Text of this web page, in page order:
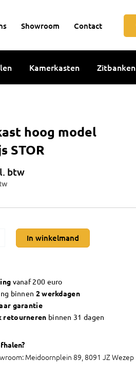
Showroom Contact
Kamerkasten Zitbanken
hoog model
STOR
btw
In winkelmand
vanaf 200 euro
binnen 2 werkdagen
garantie
retourneren binnen 31 dagen
Meidoornplein 89, 8091 JZ Wezep